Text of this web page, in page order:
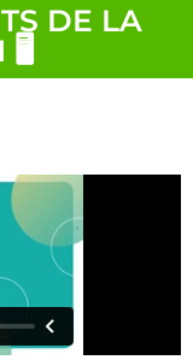
DE LA
🖥